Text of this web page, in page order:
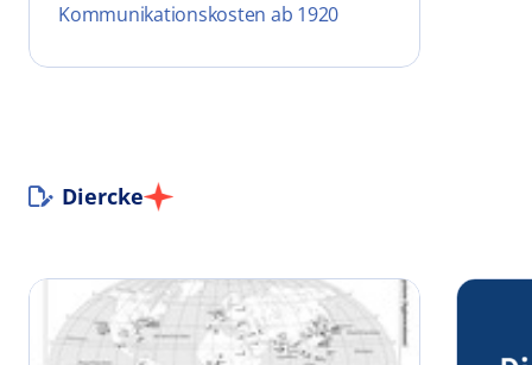
Kommunikationskosten ab 1920
Diercke